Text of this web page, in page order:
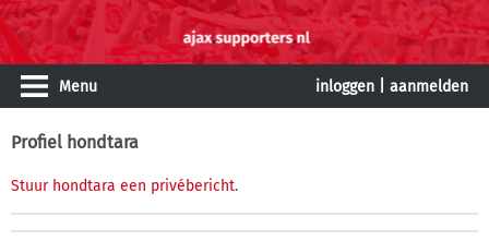
Menu inloggen aanmelden
Profiel hondtara
Stuur hondtara een privébericht.